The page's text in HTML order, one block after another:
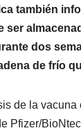
también
ser
dos
de frío
de la vacuna
Pfizer/